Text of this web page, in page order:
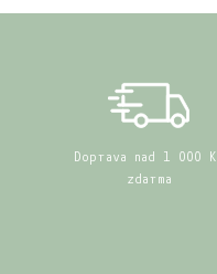
Doprava nad 1 000
zdarma